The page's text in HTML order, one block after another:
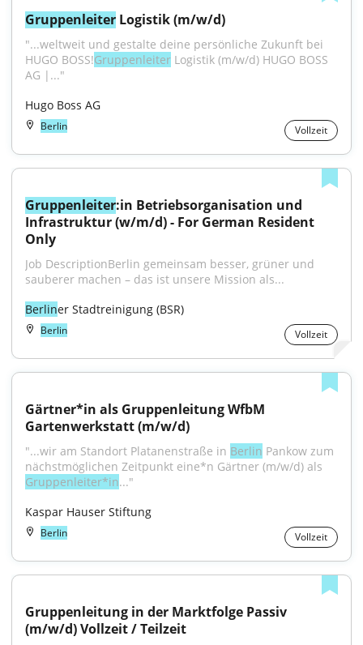
Gruppenleiter Logistik (m/w/d)
"...weltweit und gestalte deine persönliche Zukunft bei
HUGO BOSS!Gruppenleiter Logistik (m/w/d) HUGO BOSS
AG |..."
Hugo Boss AG
Berlin Vollzeit
Gruppenleiter:in Betriebsorganisation und
Infrastruktur (w/m/d) - For German Resident
Only
Job DescriptionBerlin gemeinsam besser, grüner und
sauberer machen – das ist unsere Mission als...
Berliner Stadtreinigung (BSR)
Berlin Vollzeit
Gärtner*in als Gruppenleitung WfbM
Gartenwerkstatt (m/w/d)
"...wir am Standort Platanenstraße in Berlin Pankow zum
Gruppenleiter*in..."
Kaspar Hauser Stiftung
Berlin Vollzeit
Gruppenleitung in der Marktfolge Passiv
(m/w/d) Vollzeit / Teilzeit